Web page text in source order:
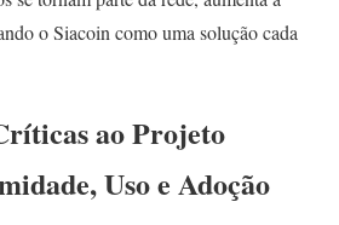
o Siacoin como uma solução cada
ao Projeto
Uso e Adoção